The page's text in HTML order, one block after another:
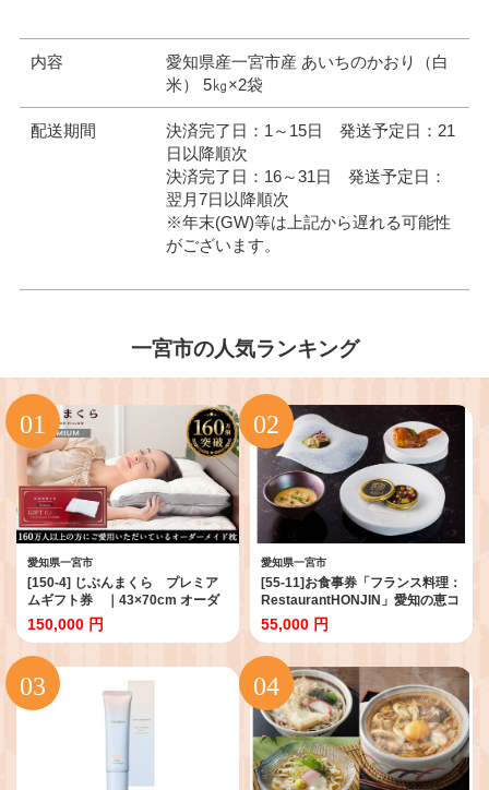
内容
愛知県産一宮市産 あいちのかおり（白
米） 5㎏×2袋
配送期間
決済完了日：1～15日 発送予定日：21
日以降順次
決済完了日：16～31日 発送予定日：
翌月7日以降順次
※年末(GW)等は上記から遅れる可能性
がございます。
一宮市の人気ランキング
愛知県一宮市
[150-4] じぶんまくら プレミア
ムギフト券 ｜43×70cm オーダ
ーメイド枕 オーダー 枕 睡眠 プレ
ゼント オーダーメイド ふとんタ
ナカ B-DESIGN
150,000 円
愛知県一宮市
[55-11]お食事券「フランス料理：
RestaurantHONJIN」愛知の恵コ
ース ｜お食事券 食事券 利用券
フランス料理 レストラン
restaurant 愛知県 一宮市 地産地
55,000 円